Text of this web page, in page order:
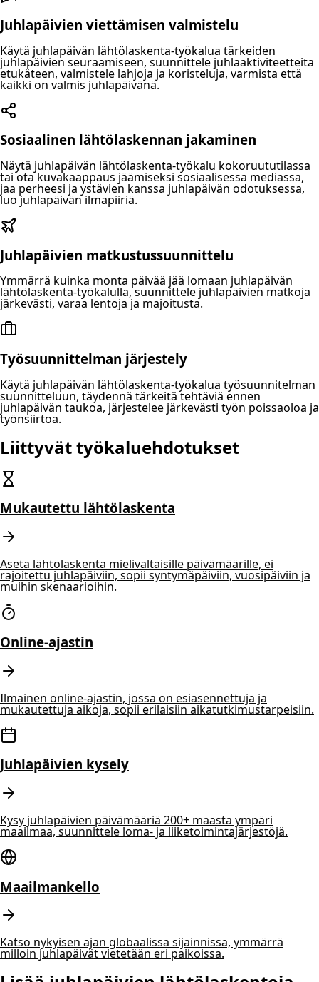
Juhlapäivien viettämisen valmistelu
Käytä juhlapäivän lähtölaskenta-työkalua tärkeiden
juhlapäivien seuraamiseen, suunnittele juhlaaktiviteetteita
etukäteen, valmistele lahjoja ja koristeluja, varmista että
kaikki on valmis juhlapäivänä.
Sosiaalinen lähtölaskennan jakaminen
Näytä juhlapäivän lähtölaskenta-työkalu kokoruututilassa
tai ota kuvakaappaus jäämiseksi sosiaalisessa mediassa,
jaa perheesi ja ystävien kanssa juhlapäivän odotuksessa,
luo juhlapäivän ilmapiiriä.
Juhlapäivien matkustussuunnittelu
Ymmärrä kuinka monta päivää jää lomaan juhlapäivän
lähtölaskenta-työkalulla, suunnittele juhlapäivien matkoja
järkevästi, varaa lentoja ja majoitusta.
Työsuunnittelman järjestely
Käytä juhlapäivän lähtölaskenta-työkalua työsuunnitelman
suunnitteluun, täydennä tärkeitä tehtäviä ennen
juhlapäivän taukoa, järjestelee järkevästi työn poissaoloa ja
työnsiirtoa.
Liittyvät työkaluehdotukset
Mukautettu lähtölaskenta
Aseta lähtölaskenta mielivaltaisille päivämäärille, ei
rajoitettu juhlapäiviin, sopii syntymäpäiviin, vuosipäiviin ja
muihin skenaarioihin.
Online-ajastin
Ilmainen online-ajastin, jossa on esiasennettuja ja
mukautettuja aikoja, sopii erilaisiin aikatutkimustarpeisiin.
Juhlapäivien kysely
Kysy juhlapäivien päivämääriä 200+ maasta ympäri
maailmaa, suunnittele loma- ja liiketoimintajärjestöjä.
Maailmankello
Katso nykyisen ajan globaalissa sijainnissa, ymmärrä
milloin juhlapäivät vietetään eri paikoissa.